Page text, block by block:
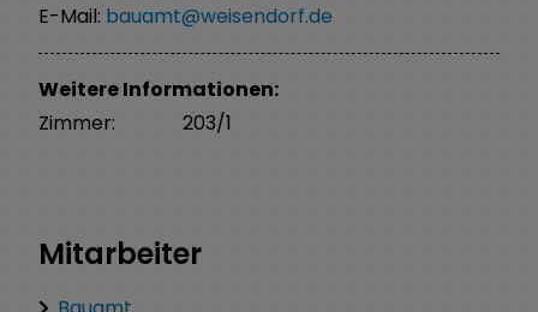
E-Mail: bauamt@weisendorf.de
Weitere Informationen:
Zimmer:
203/1
Mitarbeiter